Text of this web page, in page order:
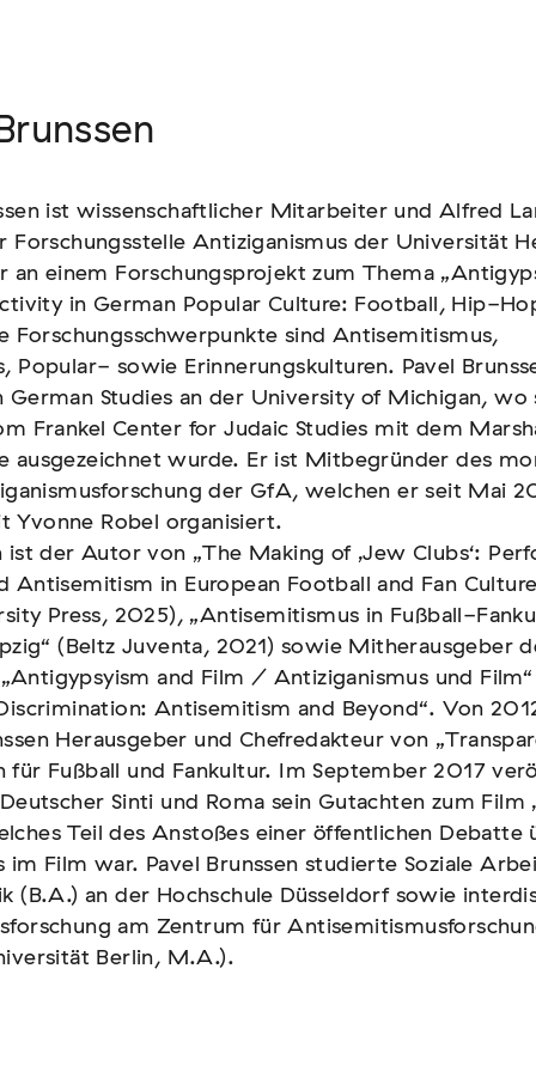
ist wissenschaftlicher Mitarbeiter und Alfred
Forschungsstelle Antiziganismus der Universität
an einem Forschungsprojekt zum Thema
in German Popular Culture: Football, Hip-
Forschungsschwerpunkte sind Antisemitismus,
Popular- sowie Erinnerungskulturen. Pavel
Studies an der University of Michigan, wo
Frankel Center for Judaic Studies mit dem
ausgezeichnet wurde. Er ist Mitbegründer des
der GfA, welchen er seit Mai
Yvonne Robel organisiert.
ist der Autor von „The Making of ‚Jew Clubs‘:
Antisemitism in European Football and Fan
Press, 2025), „Antisemitismus in Fußball-
(Beltz Juventa, 2021) sowie Mitherausgeber
and Film / Antiziganismus und Film“
Antisemitism and Beyond“. Von
Herausgeber und Chefredakteur von
für Fußball und Fankultur. Im September 2017
Sinti und Roma sein Gutachten zum Film
Teil des Anstoßes einer öffentlichen Debatte
im Film war. Pavel Brunssen studierte Soziale
(B.A.) an der Hochschule Düsseldorf sowie
am Zentrum für
Berlin, M.A.).
ist wissenschaftlicher Mitarbeiter und Alfred
Forschungsstelle Antiziganismus der Universität
an einem Forschungsprojekt zum Thema
in German Popular Culture: Football, Hip-
Forschungsschwerpunkte sind Antisemitismus,
Popular- sowie Erinnerungskulturen. Pavel
Studies an der University of Michigan, wo
Frankel Center for Judaic Studies mit dem
ausgezeichnet wurde. Er ist Mitbegründer des
der GfA, welchen er seit Mai
Yvonne Robel organisiert.
ist der Autor von „The Making of ‚Jew Clubs‘:
Antisemitism in European Football and Fan
Press, 2025), „Antisemitismus in Fußball-
(Beltz Juventa, 2021) sowie Mitherausgeber
and Film / Antiziganismus und Film“
Antisemitism and Beyond“. Von
Herausgeber und Chefredakteur von
für Fußball und Fankultur. Im September 2017
Sinti und Roma sein Gutachten zum Film
Teil des Anstoßes einer öffentlichen Debatte
im Film war. Pavel Brunssen studierte Soziale
(B.A.) an der Hochschule Düsseldorf sowie
am Zentrum für
Berlin, M.A.).